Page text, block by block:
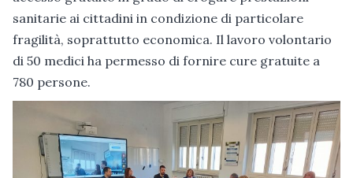
sanitarie ai cittadini in condizione di particolare
fragilità, soprattutto economica. Il lavoro volontario
di 50 medici ha permesso di fornire cure gratuite a
780 persone.